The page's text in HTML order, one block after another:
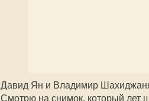
Давид Ян и Владимир
Смотрю на снимок, который лет